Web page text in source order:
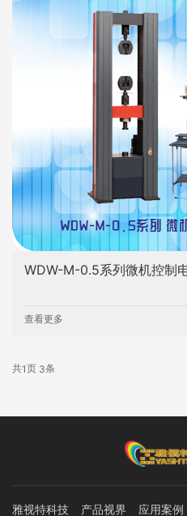
WDW-M-0.5系列微机控制
查看更多
共1页 3条
雅视特科技 产品视界 应用案例